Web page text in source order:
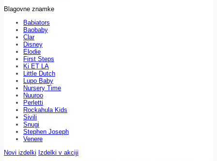
Blagovne znamke
Babiators
Baobaby
Clar
Disney
Elodie
First Steps
Ki ET LA
Little Dutch
Lupo Baby
Nursery Time
Nuuroo
Perletti
Rockahula Kids
Sivili
Snugi
Stephen Joseph
Venere
Novi izdelki Izdelki v akciji